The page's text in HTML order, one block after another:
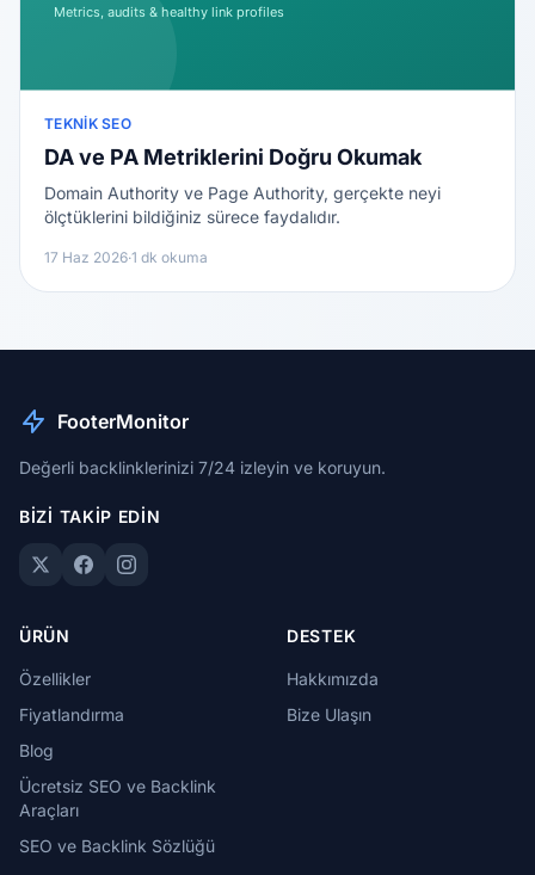
TEKNIK SEO
DA ve PA Metriklerini Doğru Okumak
Domain Authority ve Page Authority, gerçekte neyi
ölçtüklerini bildiğiniz sürece faydalıdır.
17 Haz 2026·1 dk okuma
FooterMonitor
Değerli backlinklerinizi 7/24 izleyin ve koruyun.
BIZI TAKIP EDIN
ÜRÜN
Özellikler
Fiyatlandırma
Blog
Ücretsiz SEO ve Backlink
Araçları
SEO ve Backlink Sözlüğü
DESTEK
Hakkımızda
Bize Ulaşın